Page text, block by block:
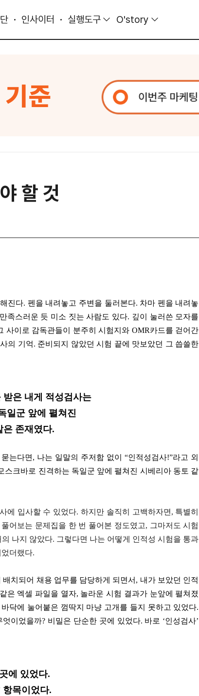
인사이터 실행도구 O'story
할 것
진다. 펜을 내려놓고 주변을 둘러본다. 차마 펜을 내려놓
족스러운 듯 미소 짓는 사람도 있다. 깊이 눌러쓴 모자를
사이로 감독관들이 분주히 시험지와 OMR카드를 걷어간
의 기억. 준비되지 않았던 시험 끝에 맛보았던 그 씁쓸한
은 내게 적성검사는
일군 앞에 펼쳐진
은 존재였다.
는다면, 나는 일말의 주저함 없이 “인적성검사!”라고 외
크바로 진격하는 독일군 앞에 펼쳐진 시베리아 동토 같
입사할 수 있었다. 하지만 솔직히 고백하자면, 특별히
어보는 문제집을 한 번 풀어본 정도였고, 그마저도 시험
나지 않았다. 그렇다면 나는 어떻게 인적성 시험을 통과
더랬다.
치되어 채용 업무를 담당하게 되면서, 내가 보았던 인적
은 엑셀 파일을 열자, 놀라운 시험 결과가 눈앞에 펼쳐졌
닥에 눌어붙은 껌딱지 마냥 고개를 들지 못하고 있었다.
이었을까? 비밀은 단순한 곳에 있었다. 바로 ‘인성검사’
에 있었다.
항목이었다.